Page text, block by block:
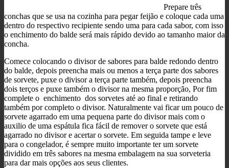
Prepare três
conchas que se usa na cozinha para pegar feijão e coloque cada uma
dentro do respectivo recipiente sendo uma para cada sabor, com isso
o enchimento do balde será mais rápido devido ao tamanho maior da
concha.
Comece colocando o divisor de sabores para balde redondo dentro
do balde, depois preencha mais ou menos a terça parte dos sabores
de sorvete, puxe o divisor a terça parte também, depois preencha
dois terços e puxe também o divisor na mesma proporção, Por fim
complete o enchimento dos sorvetes até ao final e retirando
também por completo o divisor. Naturalmente vai ficar um pouco de
sorvete agarrado em uma pequena parte do divisor mais com o
auxilio de uma espátula fica fácil de remover o sorvete que está
agarrado no divisor e acertar o sorvete. Em seguida tampe e leve
para o congelador, é sempre muito importante ter um sorvete
dividido em três sabores na mesma embalagem na sua sorveteria
para dar mais opções aos seus clientes.